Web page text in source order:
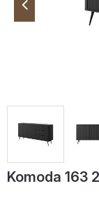
Komoda 163